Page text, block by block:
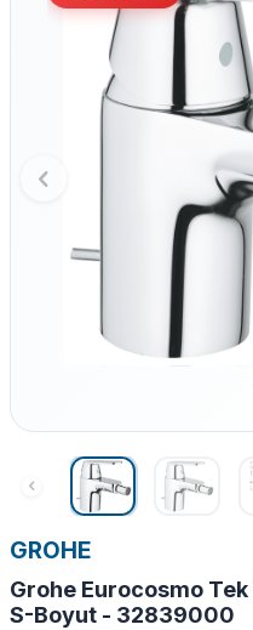
GROHE
Grohe Eurocosmo Tek
S-Boyut - 32839000